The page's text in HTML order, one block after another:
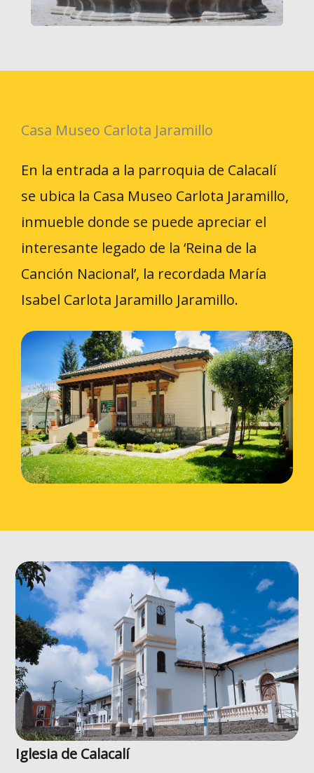
Casa Museo Carlota Jaramillo
En la entrada a la parroquia de Calacalí
se ubica la Casa Museo Carlota Jaramillo,
inmueble donde se puede apreciar el
interesante legado de la ‘Reina de la
Canción Nacional’, la recordada María
Isabel Carlota Jaramillo Jaramillo.
Iglesia de Calacalí